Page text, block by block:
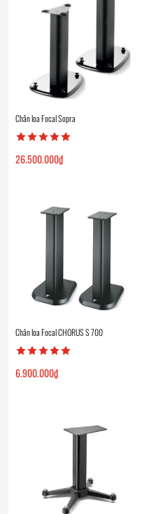
Chân loa Focal Sopra
26.500.000₫
Chân loa Focal CHORUS S 700
6.900.000₫